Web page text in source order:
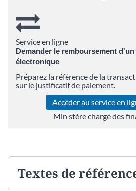
Service en ligne
Demander le remboursement
électronique
Préparez la référence de la
sur le justificatif de paiement.
Accéder au service en
Ministère chargé des
Textes de